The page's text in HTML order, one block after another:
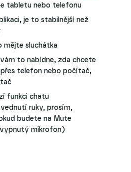
tabletu nebo telefonu
je to stabilnější než
mějte sluchátka
to nabídne, zda chcete
telefon nebo počítač,
funkci chatu
ruky, prosím,
budete na Mute
mikrofon)